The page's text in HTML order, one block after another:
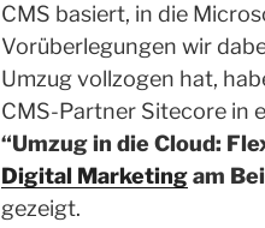
CMS basiert, in die
Vorüberlegungen wir
Umzug vollzogen hat,
CMS-Partner Sitecore in
“Umzug in die Cloud:
Digital Marketingam
gezeigt.